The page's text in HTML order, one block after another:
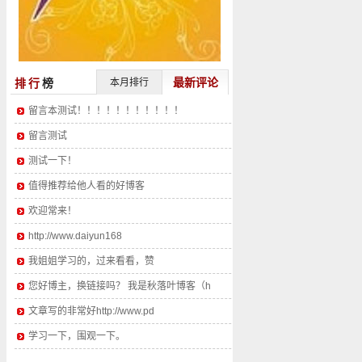
排行榜 最新评论
本月排行
留言本测试！！！！！！！！！！！
留言测试
测试一下！
值得推荐给他人看的好博客
欢迎常来！
http://www.daiyun168
我姐姐学习的，过来看看，赞
您好博主，换链接吗？ 我是秋落叶博客（h
文章写的非常好http://www.pd
学习一下，围观一下。